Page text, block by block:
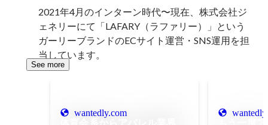
2021年4月のインターン時代〜現在、株式会社ジ
ェネリーにて「LAFARY（ラファリー）」という
ガーリーブランドのECサイト運営・SNS運用を担
当しています。
See more
wantedly.com